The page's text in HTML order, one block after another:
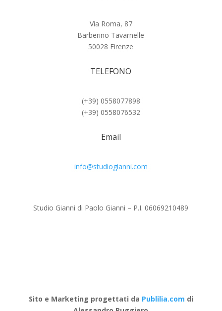
Via Roma, 87
Barberino Tavarnelle
50028 Firenze
TELEFONO
(+39) 0558077898
(+39) 0558076532
Email
info@studiogianni.com
Studio Gianni di Paolo Gianni – P.I. 06069210489
Sito e Marketing progettati da Publilia.com di